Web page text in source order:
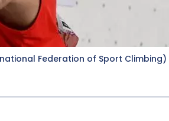
Federation of Sport Climbing)